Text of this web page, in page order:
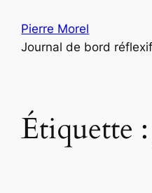
contenu
Pierre Morel
Journal de bord
Étiquette :